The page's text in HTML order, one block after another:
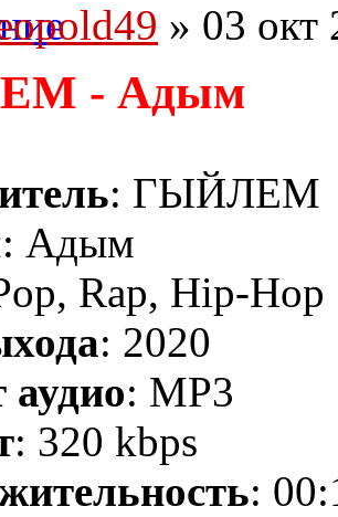
» 03 окт
- Адым
: ГЫЙЛЕМ
: Адым
Rap, Hip-Hop
: 2020
: MP3
: 320 kbps
: